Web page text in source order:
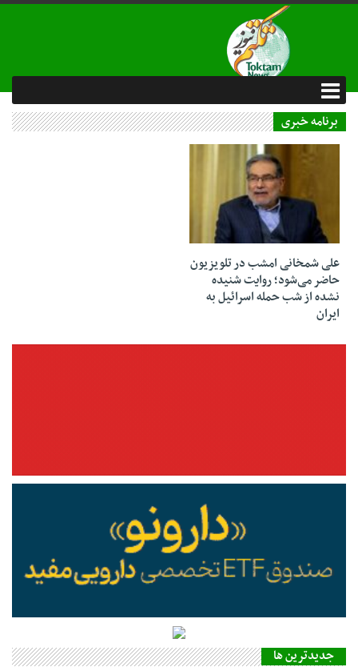
برنامه خبری
07 تیر 1404
علی شمخانی امشب در تلویزیون
حاضر می‌شود؛ روایت شنیده
نشده از شب حمله اسرائیل به
ایران
جديدترين ها